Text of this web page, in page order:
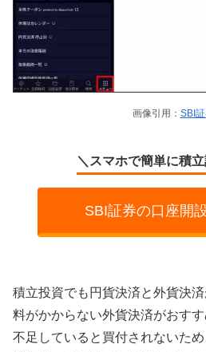
画像引用： SBI
＼スマホで簡単に積
SBI証券の口座開
積立投資でも円貨決済と外貨決
料がかからない外貨決済がおす
不足していると買付されないた